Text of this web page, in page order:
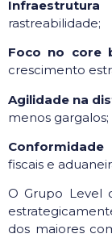
Infraestrutura
rastreabilidade;
Foco no core
crescimento
Agilidade na
menos gargalos;
Conformidade
fiscais e
O Grupo Level
dos maiores